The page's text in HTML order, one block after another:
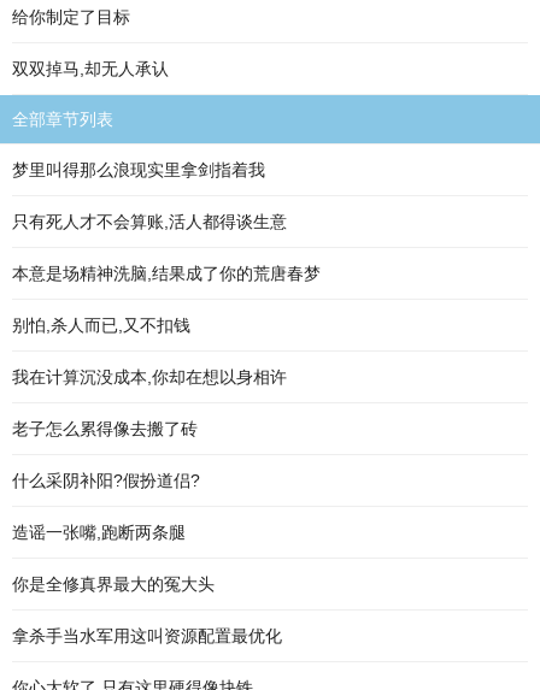
给你制定了目标
双双掉马,却无人承认
全部章节列表
梦里叫得那么浪现实里拿剑指着我
只有死人才不会算账,活人都得谈生意
本意是场精神洗脑,结果成了你的荒唐春梦
别怕,杀人而已,又不扣钱
我在计算沉没成本,你却在想以身相许
老子怎么累得像去搬了砖
什么采阴补阳?假扮道侣?
造谣一张嘴,跑断两条腿
你是全修真界最大的冤大头
拿杀手当水军用这叫资源配置最优化